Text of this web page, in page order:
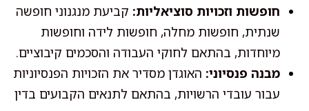
חופשות וזכויות סוציאליות: קביעת מנגנוני חופשה
שנתית, חופשות מחלה, חופשות לידה וחופשות
מיוחדות, בהתאם לחוקי העבודה והסכמים קיבוציים.
מבנה פנסיוני: האוגדן מסדיר את הזכויות הפנסיוניות
עבור עובדי הרשויות, בהתאם לתנאים הקבועים בדין